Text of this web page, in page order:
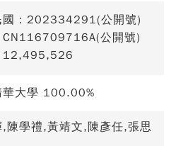
國：202334291(公開號)
CN116709716A(公開號)
12,495,526
華大學 100.00%
,陳學禮,黃靖文,陳彥任,張思